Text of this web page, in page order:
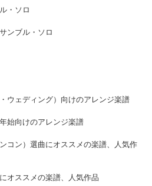
・ソロ
ンブル・ソロ
ウェディング）向けのアレンジ楽譜
始向けのアレンジ楽譜
コン）選曲にオススメの楽譜、人気作
オススメの楽譜、人気作品